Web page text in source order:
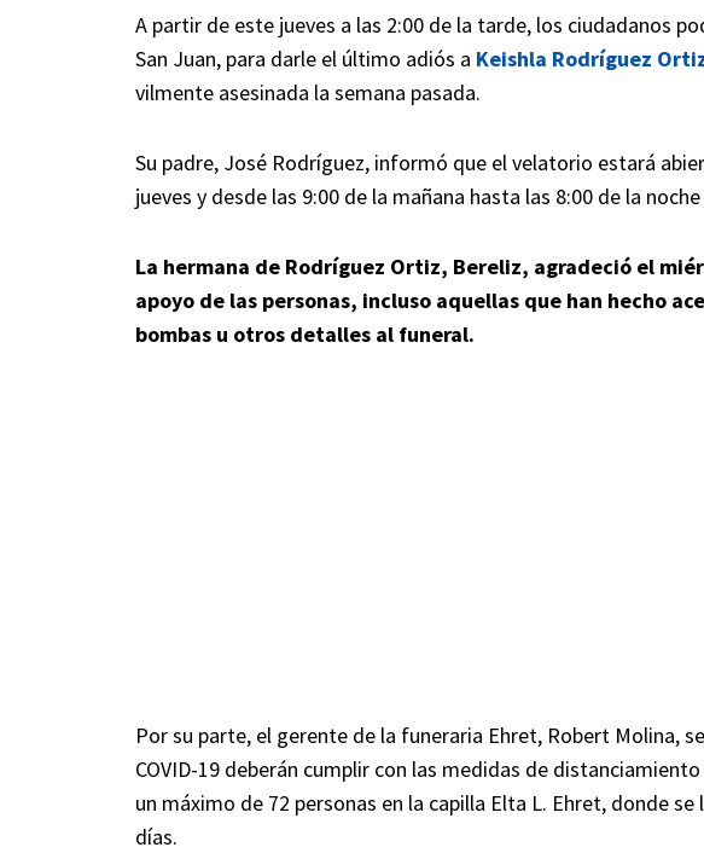
A partir de este jueves a las 2:00 de la tarde, los ciudadanos
San Juan, para darle el último adiós a Keishla Rodríguez
vilmente asesinada la semana pasada.
Su padre, José Rodríguez, informó que el velatorio estará
jueves y desde las 9:00 de la mañana hasta las 8:00 de la
La hermana de Rodríguez Ortiz, Bereliz, agradeció el
apoyo de las personas, incluso aquellas que han hecho
bombas u otros detalles al funeral.
Por su parte, el gerente de la funeraria Ehret, Robert Molina,
COVID-19 deberán cumplir con las medidas de
un máximo de 72 personas en la capilla Elta L. Ehret, donde
días.